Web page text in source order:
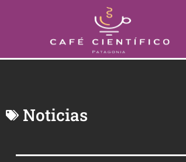
Noticias